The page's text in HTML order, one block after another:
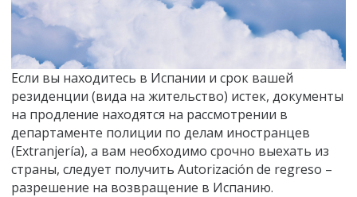
Если вы находитесь в Испании и срок вашей
резиденции (вида на жительство) истек, документы
на продление находятся на рассмотрении в
департаменте полиции по делам иностранцев
(Extranjería), а вам необходимо срочно выехать из
страны, следует получить Autorización de regreso –
разрешение на возвращение в Испанию.